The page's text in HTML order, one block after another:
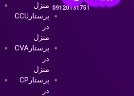
09120131751 منزل
پرستارCCU
در
منزل
پرستارCVA
در
منزل
پرستارCP
در